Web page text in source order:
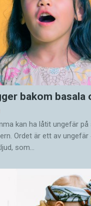
bakom basala
kan ha låtit ungefär
Ordet är ett av
som…